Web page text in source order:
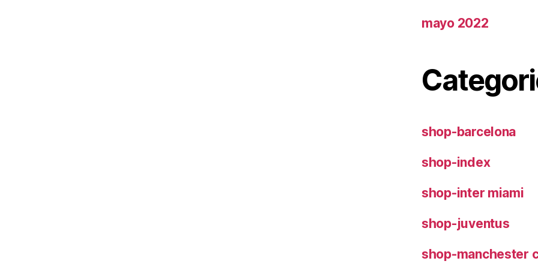
mayo 2022
shop-barcelona
shop-index
shop-inter miami
shop-juventus
shop-manchester